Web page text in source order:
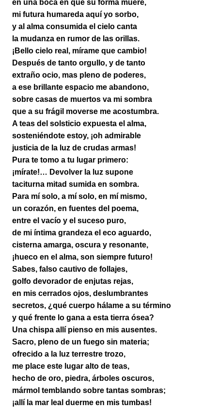
en una boca en que su forma muere,
mi futura humareda aquí yo sorbo,
y al alma consumida el cielo canta
la mudanza en rumor de las orillas.
¡Bello cielo real, mírame que cambio!
Después de tanto orgullo, y de tanto
extraño ocio, mas pleno de poderes,
a ese brillante espacio me abandono,
sobre casas de muertos va mi sombra
que a su frágil moverse me acostumbra.
A teas del solsticio expuesta el alma,
sosteniéndote estoy, ¡oh admirable
justicia de la luz de crudas armas!
Pura te tomo a tu lugar primero:
¡mírate!… Devolver la luz supone
taciturna mitad sumida en sombra.
Para mí solo, a mí solo, en mí mismo,
un corazón, en fuentes del poema,
entre el vacío y el suceso puro,
de mi íntima grandeza el eco aguardo,
cisterna amarga, oscura y resonante,
¡hueco en el alma, son siempre futuro!
Sabes, falso cautivo de follajes,
golfo devorador de enjutas rejas,
en mis cerrados ojos, deslumbrantes
secretos, ¿qué cuerpo hálame a su término
y qué frente lo gana a esta tierra ósea?
Una chispa allí pienso en mis ausentes.
Sacro, pleno de un fuego sin materia;
ofrecido a la luz terrestre trozo,
me place este lugar alto de teas,
hecho de oro, piedra, árboles oscuros,
mármol temblando sobre tantas sombras;
¡allí la mar leal duerme en mis tumbas!